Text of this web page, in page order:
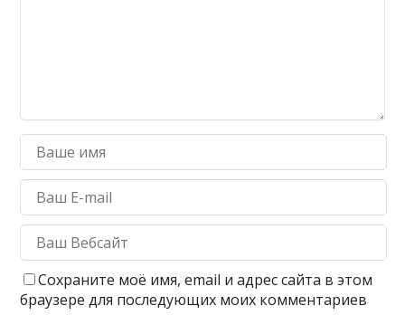
Сохраните моё имя, email и адрес сайта в этом
браузере для последующих моих комментариев